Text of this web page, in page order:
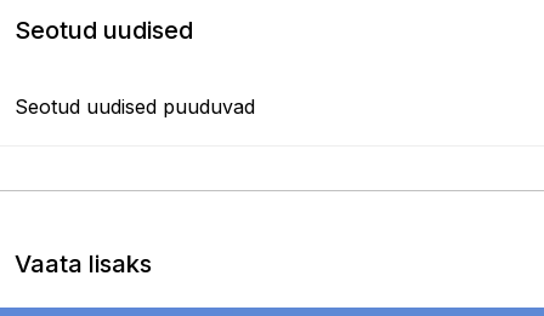
Seotud uudised
Seotud uudised puuduvad
Vaata lisaks